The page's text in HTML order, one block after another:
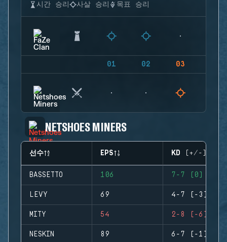
시간 승리 사살 승리 목표 승리
01 02 03
NETSHOES MINERS
선수 EPS KD (+/-)
BASSETTO 106 7-7 (0)
LEVY 69 4-7 (-3)
MITY 54 2-8 (-6)
NESKIN 89 6-7 (-1)